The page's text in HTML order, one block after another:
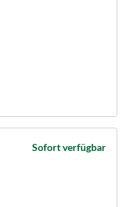
Sofort verfügbar